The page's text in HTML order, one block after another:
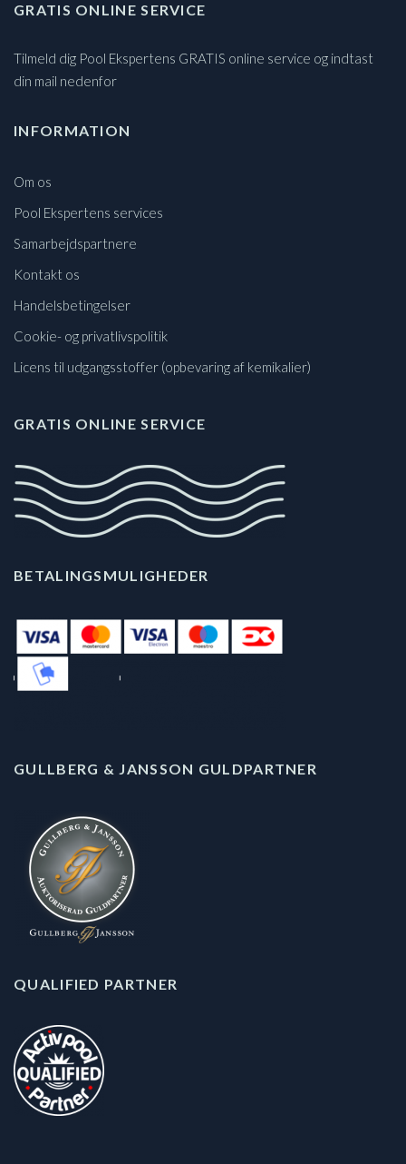
GRATIS ONLINE SERVICE
Tilmeld dig Pool Ekspertens GRATIS online service og indtast
din mail nedenfor
INFORMATION
Om os
Pool Ekspertens services
Samarbejdspartnere
Kontakt os
Handelsbetingelser
Cookie- og privatlivspolitik
Licens til udgangsstoffer (opbevaring af kemikalier)
GRATIS ONLINE SERVICE
BETALINGSMULIGHEDER
GULLBERG & JANSSON GULDPARTNER
QUALIFIED PARTNER